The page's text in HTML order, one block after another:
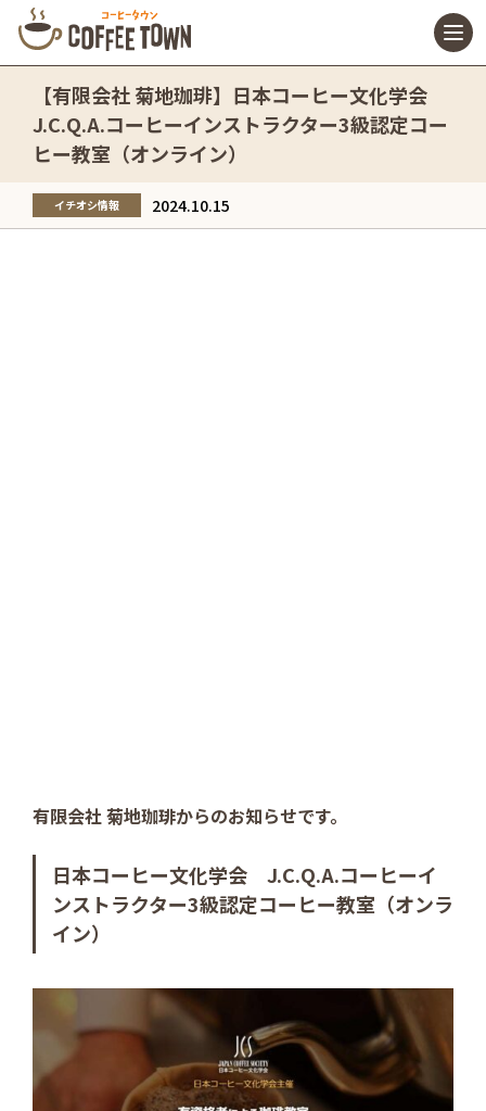
【有限会社 菊地珈琲】日本コーヒー文化学会
J.C.Q.A.コーヒーインストラクター3級認定コー
ヒー教室（オンライン）
イチオシ情報 2024.10.15
有限会社 菊地珈琲からのお知らせです。
日本コーヒー文化学会 J.C.Q.A.コーヒーイ
ンストラクター3級認定コーヒー教室（オンラ
イン）